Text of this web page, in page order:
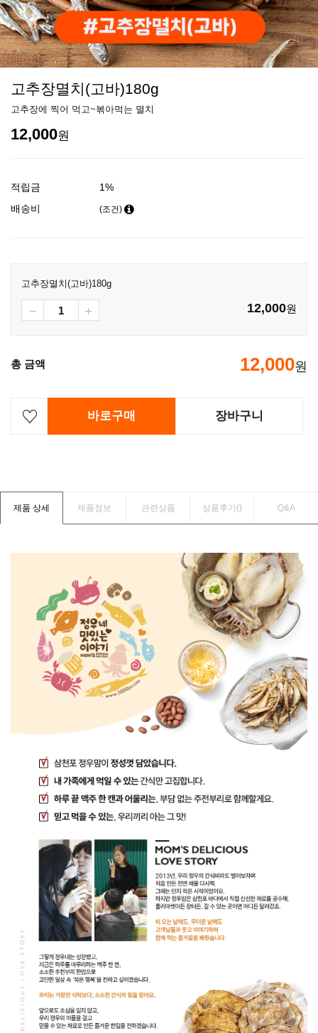
고추장멸치(고바)180g
고추장에 찍어 먹고~볶아먹는 멸치
12,000원
적립금
1%
배송비
(조건)
고추장멸치(고바)180g
12,000원
총 금액 12,000원
바로구매 장바구니
제품 상세 제품정보 관련상품 상품후기() Q&A